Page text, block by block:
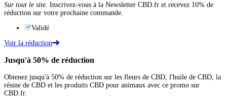
Sur tout le site. Inscrivez-vous à la Newsletter CBD.fr et recevez 10% de
réduction sur votre prochaine commande.
Validé
Voir la réduction
Jusqu'à 50% de réduction
Obtenez jusqu'à 50% de réduction sur les fleurs de CBD, l'huile de CBD, la
résine de CBD et les produits CBD pour animaux avec ce promo sur
CBD.fr.